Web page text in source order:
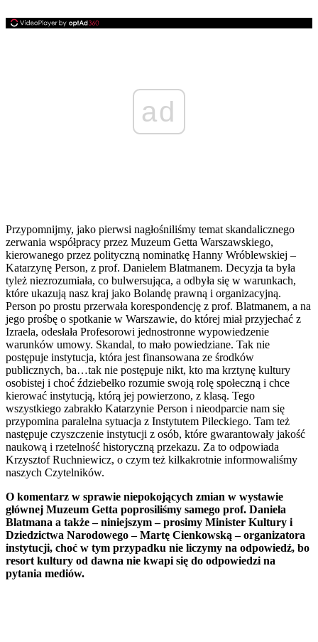
ad
Przypomnijmy, jako pierwsi nagłośniliśmy temat skandalicznego
zerwania współpracy przez Muzeum Getta Warszawskiego,
kierowanego przez polityczną nominatkę Hanny Wróblewskiej –
Katarzynę Person, z prof. Danielem Blatmanem. Decyzja ta była
tyleż niezrozumiała, co bulwersująca, a odbyła się w warunkach,
które ukazują nasz kraj jako Bolandę prawną i organizacyjną.
Person po prostu przerwała korespondencję z prof. Blatmanem, a na
jego prośbę o spotkanie w Warszawie, do której miał przyjechać z
Izraela, odesłała Profesorowi jednostronne wypowiedzenie
warunków umowy. Skandal, to mało powiedziane. Tak nie
postępuje instytucja, która jest finansowana ze środków
publicznych, ba…tak nie postępuje nikt, kto ma krztynę kultury
osobistej i choć ździebełko rozumie swoją rolę społeczną i chce
kierować instytucją, którą jej powierzono, z klasą. Tego
wszystkiego zabrakło Katarzynie Person i nieodparcie nam się
przypomina paralelna sytuacja z Instytutem Pileckiego. Tam też
następuje czyszczenie instytucji z osób, które gwarantowały jakość
naukową i rzetelność historyczną przekazu. Za to odpowiada
Krzysztof Ruchniewicz, o czym też kilkakrotnie informowaliśmy
naszych Czytelników.
O komentarz w sprawie niepokojących zmian w wystawie
głównej Muzeum Getta poprosiliśmy samego prof. Daniela
Blatmana a także – niniejszym – prosimy Minister Kultury i
Dziedzictwa Narodowego – Martę Cienkowską – organizatora
instytucji, choć w tym przypadku nie liczymy na odpowiedź, bo
resort kultury od dawna nie kwapi się do odpowiedzi na
pytania mediów.